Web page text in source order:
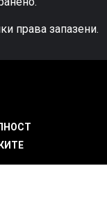
права запазени.